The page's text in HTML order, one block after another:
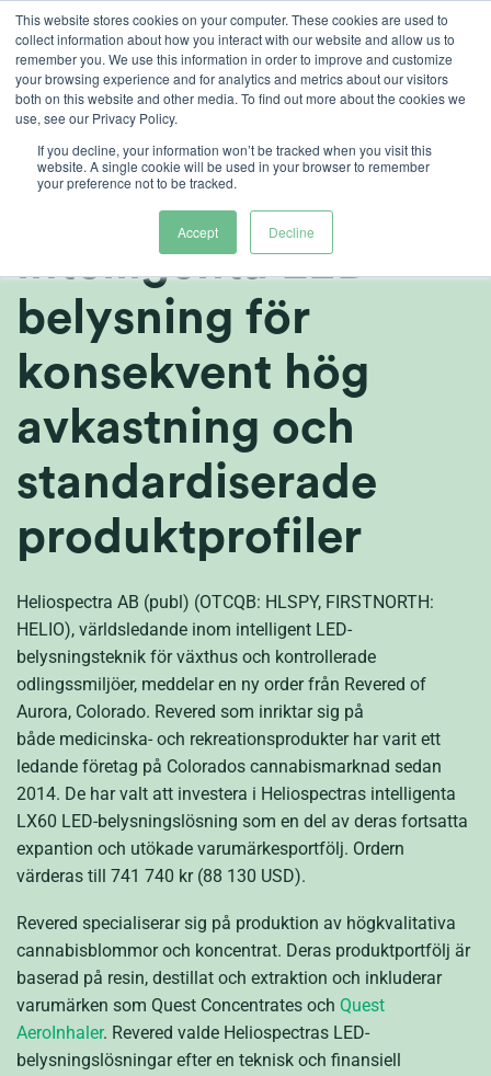
This website stores cookies on your computer. These cookies are used to
collect information about how you interact with our website and allow us to
remember you. We use this information in order to improve and customize
your browsing experience and for analytics and metrics about our visitors
both on this website and other media. To find out more about the cookies we
use, see our Privacy Policy.
If you decline, your information won’t be tracked when you visit this
website. A single cookie will be used in your browser to remember
your preference not to be tracked.
Accept Decline
Skip
content
Revered investerar i
Heliospectras
intelligenta LED-
belysning för
konsekvent hög
avkastning och
standardiserade
produktprofiler
Heliospectra AB (publ) (OTCQB: HLSPY, FIRSTNORTH:
HELIO), världsledande inom intelligent LED-
belysningsteknik för växthus och kontrollerade
odlingssmiljöer, meddelar en ny order från Revered of
Aurora, Colorado. Revered som inriktar sig på
både medicinska- och rekreationsprodukter har varit ett
ledande företag på Colorados cannabismarknad sedan
2014. De har valt att investera i Heliospectras intelligenta
LX60 LED-belysningslösning som en del av deras fortsatta
expantion och utökade varumärkesportfölj. Ordern
värderas till 741 740 kr (88 130 USD).
Revered specialiserar sig på produktion av högkvalitativa
cannabisblommor och koncentrat. Deras produktportfölj är
baserad på resin, destillat och extraktion och inkluderar
varumärken som Quest Concentrates och Quest
AeroInhaler. Revered valde Heliospectras LED-
belysningslösningar efter en teknisk och finansiell